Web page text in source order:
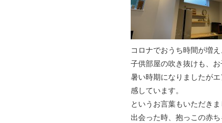
コロナでおうち時間が増
子供部屋の吹き抜けも、
暑い時期になりましたが
感しています。
というお言葉もいただきま
出会った時、抱っこの赤